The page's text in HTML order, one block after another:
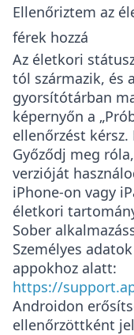
Ellenőriztem az
férek hozzá
Az életkori
tól származik, és
gyorsítótárban
képernyőn a
ellenőrzést kérsz.
Győződj meg
verzióját
iPhone-on vagy
életkori
Sober
Személyes
appokhoz alatt:
https://
Androidon
ellenőrzöttként